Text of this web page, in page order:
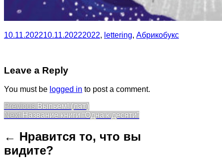
10.11.202210.11.20222022, lettering, Абрикобукс
Leave a Reply
You must be logged in to post a comment.
Post
navigation
Previous Previous
post:
Выпьем! (лат.)
Next Next
Название книги “Одна к десяти”
← Нравится то, что вы
видите?